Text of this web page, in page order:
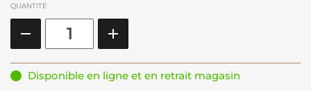
QUANTITÉ
Disponible en ligne et en retrait magasin